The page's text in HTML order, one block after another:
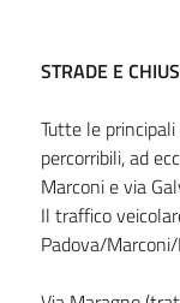
STRADE E
Tutte le
percorribili, ad
Marconi e via
Il traffico
Padova/